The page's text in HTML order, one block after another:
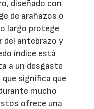
diseñado con
de arañazos o
largo protege
del antebrazo y
índice está
a un desgaste
significa que
mucho
ofrece una